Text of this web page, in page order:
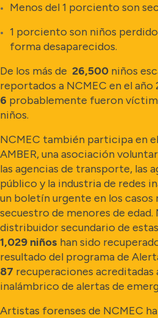
Menos del 1 porciento son
1 porciento son niños
forma desaparecidos.
De los más de 26,500 niños
reportados a NCMEC en el año
6 probablemente fueron
niños.
NCMEC también participa en
AMBER, una asociación
las agencias de transporte, las
público y la industria de redes
un boletín urgente en los casos
secuestro de menores de
distribuidor secundario de
1,029 niños han sido
resultado del programa de
87 recuperaciones acreditadas
inalámbrico de alertas de
Artistas forenses de NCMEC